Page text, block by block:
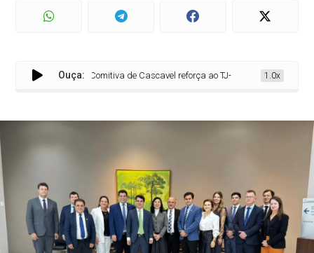
Ouça:
Comitiva de Cascavel reforça ao TJ-PR necessidade de nova
1.0x